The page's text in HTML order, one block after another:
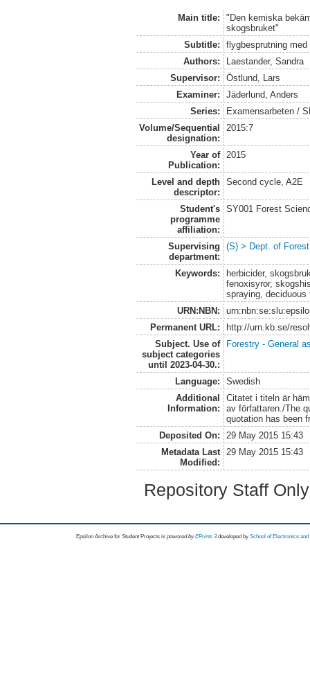
Main title:
"Den kemiska
skogsbruket"
Subtitle:
flygbesprutning med
Authors:
Laestander, Sandra
Supervisor:
Östlund, Lars
Examiner:
Jäderlund, Anders
Series:
Examensarbeten /
Volume/Sequential
designation:
2015:7
Year of
Publication:
2015
Level and depth
descriptor:
Second cycle, A2E
Student's
programme
affiliation:
SY001 Forest
Supervising
department:
(S) > Dept. of
Keywords:
herbicider,
fenoxisyror,
spraying,
URN:NBN:
Permanent URL:
http://urn.kb.se/
Subject. Use of
subject categories
until 2023-04-30.:
Forestry - General
Language:
Swedish
Additional
Information:
Citatet i titeln är
av författaren./The
quotation has been
Deposited On:
29 May 2015 15:43
Metadata Last
Modified:
29 May 2015 15:43
Repository Staff
Epsilon Archive for Student Projects is powored byEPrints 3 developed by School of Electronics